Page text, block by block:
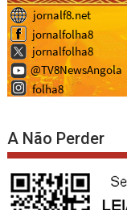
A Não Perder